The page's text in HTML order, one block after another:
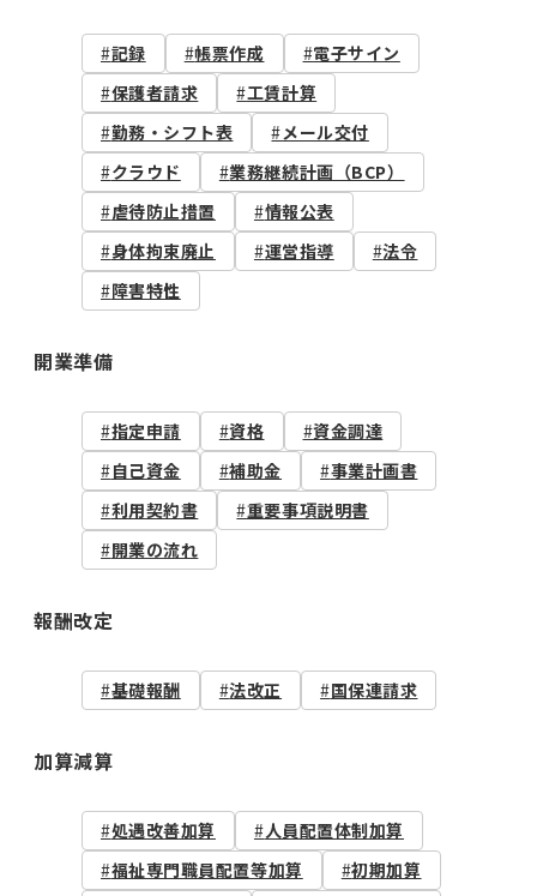
記録 帳票作成
電子サイン
保護者請求
工賃計算
勤務・シフト表
メール交付
クラウド
業務継続計画（BCP）
虐待防止措置
情報公表
身体拘束廃止
運営指導
法令
障害特性
開業準備
指定申請 資格
資金調達
自己資金
補助金
事業計画書
利用契約書
重要事項説明書
開業の流れ
報酬改定
基礎報酬 法改正 国保連請求
加算減算
処遇改善加算
人員配置体制加算
福祉専門職員配置等加算
初期加算